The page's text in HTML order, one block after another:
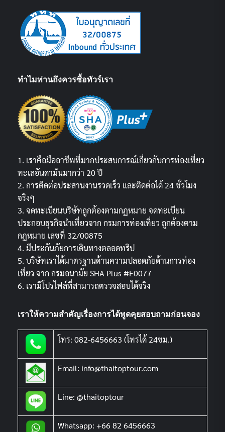
ทำไมท่านถึงควรซื้อทัวร์เรา
1. เราคือมืออาชีพที่มากประสบการณ์เกี่ยวกับการท่องเที่ยว
ทะเลอันดามันมากว่า 20 ปี
2. การติดต่อประสานงานรวดเร็ว และติดต่อได้ 24 ชั่วโมง
จริงๆ
3. จดทะเบียนบริษัทถูกต้องตามกฏหมาย จดทะเบียน
ประกอบธุรกิจนำเที่ยวจาก กรมการท่องเที่ยว ถูกต้องตาม
กฎหมาย เลขที่ 32/00875
4. มีประกันภัยการเดินทางตลอดทริป
5. บริษัทเราได้มาตรฐานด้านความปลอดภัยด้านการท่อง
เที่ยว จาก กรมอนามัย SHA Plus #E0077
6. เรามีโปรไฟล์ที่สามารถตรวจสอบได้จริง
เราให้ความสำคัญเรื่องการได้พูดคุยสอบถามก่อนจอง
โทร: 082-6456663 (โทรได้ 24ชม.)
Email: info@thaitoptour.com
Line: @thaitoptour
Whatsapp: +66 82 6456663